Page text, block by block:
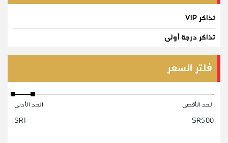
تذاكر VIP
تذاكر درجة أولى
فلتر السعر
الحد الأقصى
SR500
الحد الأدنى
SR1